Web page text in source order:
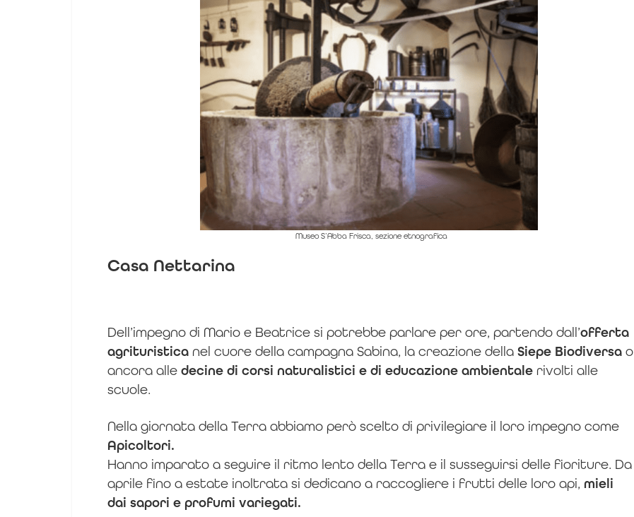
Museo S’Abba Frisca, sezione etnografica
Casa Nettarina
Dell’impegno di Mario e Beatrice si potrebbe parlare per ore, partendo dall’offerta
agrituristica nel cuore della campagna Sabina, la creazione della Siepe Biodiversa o
ancora alle decine di corsi naturalistici e di educazione ambientale rivolti alle
scuole.
Nella giornata della Terra abbiamo però scelto di privilegiare il loro impegno come
Apicoltori.
Hanno imparato a seguire il ritmo lento della Terra e il susseguirsi delle fioriture. Da
aprile fino a estate inoltrata si dedicano a raccogliere i frutti delle loro api, mieli
dai sapori e profumi variegati.